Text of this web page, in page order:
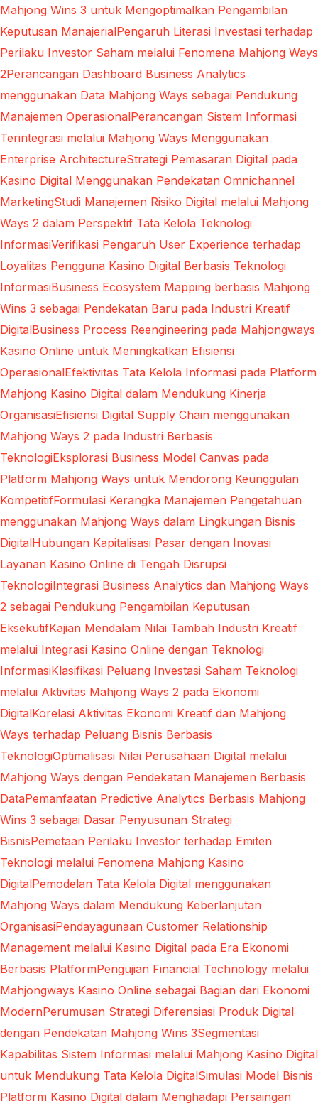
Mahjong Wins 3 untuk Mengoptimalkan Pengambilan
Keputusan ManajerialPengaruh Literasi Investasi terhadap
Perilaku Investor Saham melalui Fenomena Mahjong Ways
2Perancangan Dashboard Business Analytics
menggunakan Data Mahjong Ways sebagai Pendukung
Manajemen OperasionalPerancangan Sistem Informasi
Terintegrasi melalui Mahjong Ways Menggunakan
Enterprise ArchitectureStrategi Pemasaran Digital pada
Kasino Digital Menggunakan Pendekatan Omnichannel
MarketingStudi Manajemen Risiko Digital melalui Mahjong
Ways 2 dalam Perspektif Tata Kelola Teknologi
InformasiVerifikasi Pengaruh User Experience terhadap
Loyalitas Pengguna Kasino Digital Berbasis Teknologi
InformasiBusiness Ecosystem Mapping berbasis Mahjong
Wins 3 sebagai Pendekatan Baru pada Industri Kreatif
DigitalBusiness Process Reengineering pada Mahjongways
Kasino Online untuk Meningkatkan Efisiensi
OperasionalEfektivitas Tata Kelola Informasi pada Platform
Mahjong Kasino Digital dalam Mendukung Kinerja
OrganisasiEfisiensi Digital Supply Chain menggunakan
Mahjong Ways 2 pada Industri Berbasis
TeknologiEksplorasi Business Model Canvas pada
Platform Mahjong Ways untuk Mendorong Keunggulan
KompetitifFormulasi Kerangka Manajemen Pengetahuan
menggunakan Mahjong Ways dalam Lingkungan Bisnis
DigitalHubungan Kapitalisasi Pasar dengan Inovasi
Layanan Kasino Online di Tengah Disrupsi
TeknologiIntegrasi Business Analytics dan Mahjong Ways
2 sebagai Pendukung Pengambilan Keputusan
EksekutifKajian Mendalam Nilai Tambah Industri Kreatif
melalui Integrasi Kasino Online dengan Teknologi
InformasiKlasifikasi Peluang Investasi Saham Teknologi
melalui Aktivitas Mahjong Ways 2 pada Ekonomi
DigitalKorelasi Aktivitas Ekonomi Kreatif dan Mahjong
Ways terhadap Peluang Bisnis Berbasis
TeknologiOptimalisasi Nilai Perusahaan Digital melalui
Mahjong Ways dengan Pendekatan Manajemen Berbasis
DataPemanfaatan Predictive Analytics Berbasis Mahjong
Wins 3 sebagai Dasar Penyusunan Strategi
BisnisPemetaan Perilaku Investor terhadap Emiten
Teknologi melalui Fenomena Mahjong Kasino
DigitalPemodelan Tata Kelola Digital menggunakan
Mahjong Ways dalam Mendukung Keberlanjutan
OrganisasiPendayagunaan Customer Relationship
Management melalui Kasino Digital pada Era Ekonomi
Berbasis PlatformPengujian Financial Technology melalui
Mahjongways Kasino Online sebagai Bagian dari Ekonomi
ModernPerumusan Strategi Diferensiasi Produk Digital
dengan Pendekatan Mahjong Wins 3Segmentasi
Kapabilitas Sistem Informasi melalui Mahjong Kasino Digital
untuk Mendukung Tata Kelola DigitalSimulasi Model Bisnis
Platform Kasino Digital dalam Menghadapi Persaingan